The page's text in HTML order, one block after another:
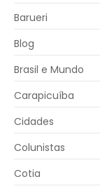
Barueri
Blog
Brasil e Mundo
Carapicuíba
Cidades
Colunistas
Cotia